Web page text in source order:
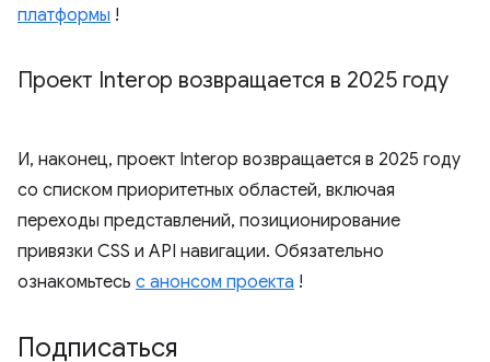
платформы !
Проект Interop возвращается в 2025 году
И, наконец, проект Interop возвращается в 2025 году
со списком приоритетных областей, включая
переходы представлений, позиционирование
привязки CSS и API навигации. Обязательно
ознакомьтесь с анонсом проекта !
Подписаться